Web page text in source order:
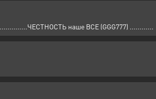
наше ВСЕ (GGG777) ............